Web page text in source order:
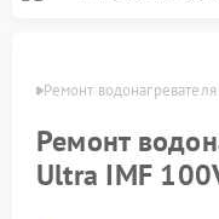
Ремонт
Ремонт
Ultra IMF